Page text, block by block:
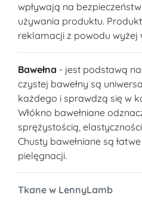
wpływają na
używania produktu.
reklamacji z powodu wyżej
Bawełna - jest podstawą
czystej bawełny są
każdego i sprawdzą się w
Włókno bawełniane
sprężystością,
Chusty bawełniane są
pielęgnacji.
Tkane w LennyLamb